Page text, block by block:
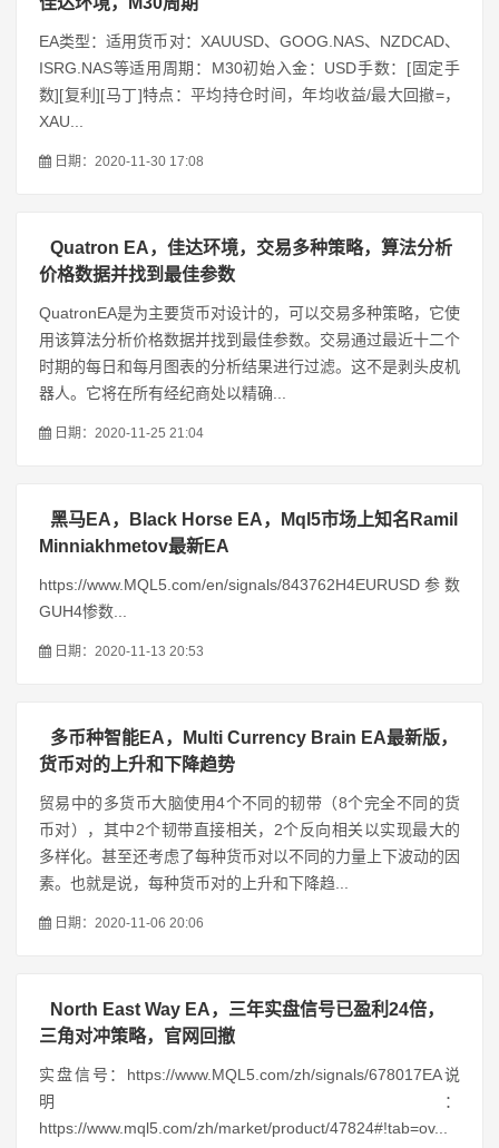
EA类型：适用货币对：XAUUSD、GOOG.NAS、NZDCAD、
ISRG.NAS等适用周期：M30初始入金：USD手数：[固定手
数][复利][马丁]特点：平均持仓时间，年均收益/最大回撤=，
XAU...
日期：2020-11-30 17:08
Quatron EA，佳达环境，交易多种策略，算法分析
价格数据并找到最佳参数
QuatronEA是为主要货币对设计的，可以交易多种策略，它使
用该算法分析价格数据并找到最佳参数。交易通过最近十二个
时期的每日和每月图表的分析结果进行过滤。这不是剥头皮机
器人。它将在所有经纪商处以精确...
日期：2020-11-25 21:04
黑马EA，Black Horse EA，Mql5市场上知名Ramil
Minniakhmetov最新EA
https://www.MQL5.com/en/signals/843762H4EURUSD参数
GUH4惨数...
日期：2020-11-13 20:53
多币种智能EA，Multi Currency Brain EA最新版，
货币对的上升和下降趋势
贸易中的多货币大脑使用4个不同的韧带（8个完全不同的货
币对），其中2个韧带直接相关，2个反向相关以实现最大的
多样化。甚至还考虑了每种货币对以不同的力量上下波动的因
素。也就是说，每种货币对的上升和下降趋...
日期：2020-11-06 20:06
North East Way EA，三年实盘信号已盈利24倍，
三角对冲策略，官网回撤
实盘信号：https://www.MQL5.com/zh/signals/678017EA说
明：
https://www.mql5.com/zh/market/product/47824#!tab=ov...